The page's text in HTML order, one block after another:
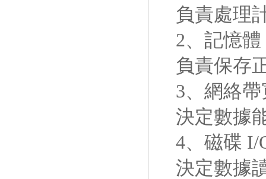
負責處理
2、記憶
負責保存
3、網絡帶
決定數據
4、磁碟 I/
決定數據